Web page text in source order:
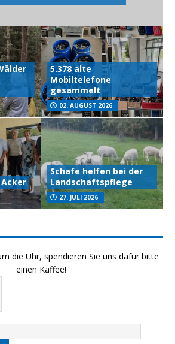
5.378 alte
Mobiltelefone
gesammelt
02. AUGUST 2026
Schafe helfen bei der
Landschaftspflege
27. JULI 2026
die Uhr, spendieren Sie uns dafür bitte
einen Kaffee!